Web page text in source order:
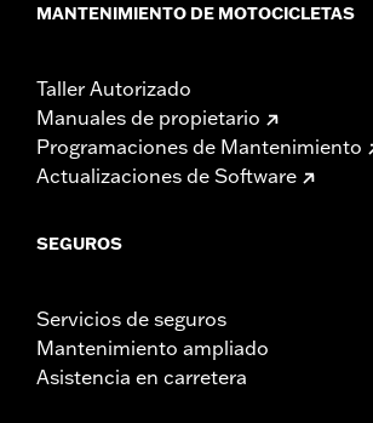
MANTENIMIENTO DE MOTOCICLETAS
Taller Autorizado
Manuales de propietario
Programaciones de Mantenimiento
Actualizaciones de Software
SEGUROS
Servicios de seguros
Mantenimiento ampliado
Asistencia en carretera